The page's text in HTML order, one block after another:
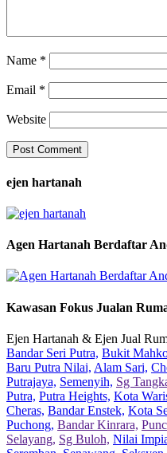
Name *
Email *
Website
ejen hartanah
Agen Hartanah Berdaftar
Kawasan Fokus Jualan
Ejen Hartanah & Ejen Jual
Bandar Seri Putra, Bukit
Baru Putra Nilai, Alam Sari,
Putrajaya, Semenyih, Sg
Putra, Putra Heights, Kota
Cheras, Bandar Enstek, Kota
Puchong, Bandar Kinrara,
Selayang, Sg Buloh, Nilai